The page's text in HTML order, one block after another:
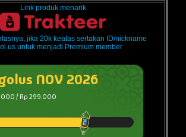
Link produk menarik
jika 20k keatas sertakan ID/nickname
untuk menjadi Premium member